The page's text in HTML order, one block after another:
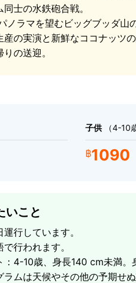
サムイで最も美しい自然の
然の淵に注ぎます - 暑さか
Jeep Safari 全体で最も人
プは密林の熱帯雨林を抜ける
ジープサファリの最も冒険
せん：山の農場、手つかずの
高い展望地で車列は停まり、
能できます。
士の水鉄砲合戦。
ノラマを望むビッグブッダ山
産の実演と新鮮なココナッツの
の送迎。
子供（4-10歳
฿1090
いこと
行しています。
行われます。
：4-10歳、身長140 cm未満。
ラムは天候やその他の予期せ